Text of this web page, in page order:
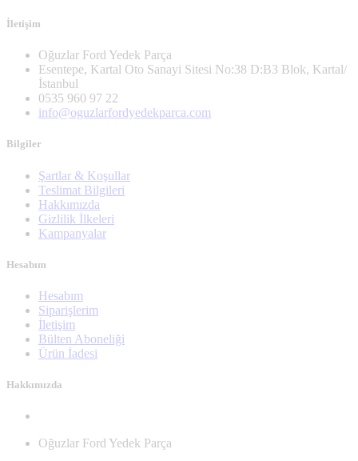
İletişim
Oğuzlar Ford Yedek Parça
Esentepe, Kartal Oto Sanayi Sitesi No:38 D:B3 Blok, Kartal/
İstanbul
0535 960 97 22
info@oguzlarfordyedekparca.com
Bilgiler
Şartlar & Koşullar
Teslimat Bilgileri
Hakkımızda
Gizlilik İlkeleri
Kampanyalar
Hesabım
Hesabım
Siparişlerim
İletişim
Bülten Aboneliği
Ürün İadesi
Hakkımızda
Oğuzlar Ford Yedek Parça